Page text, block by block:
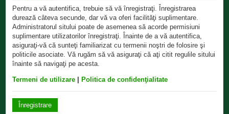
Pentru a vă autentifica, trebuie să vă înregistraţi. Înregistrarea
durează câteva secunde, dar vă va oferi facilităţi suplimentare.
Administratorul sitului poate de asemenea să acorde permisiuni
suplimentare utilizatorilor înregistraţi. Înainte de a vă autentifica,
asiguraţi-vă că sunteţi familiarizat cu termenii noştri de folosire şi
politicile asociate. Vă rugăm să vă asiguraţi că aţi citit regulile sitului
înainte să navigaţi pe acesta.
Termeni de utilizare Politica de confidenţialitate
Înregistrare